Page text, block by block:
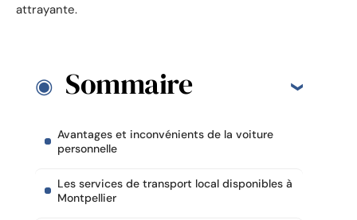
attrayante.
Sommaire
Avantages et inconvénients de la voiture
personnelle
Les services de transport local disponibles à
Montpellier